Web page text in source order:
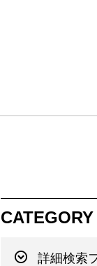
CATEGORY
詳細検索